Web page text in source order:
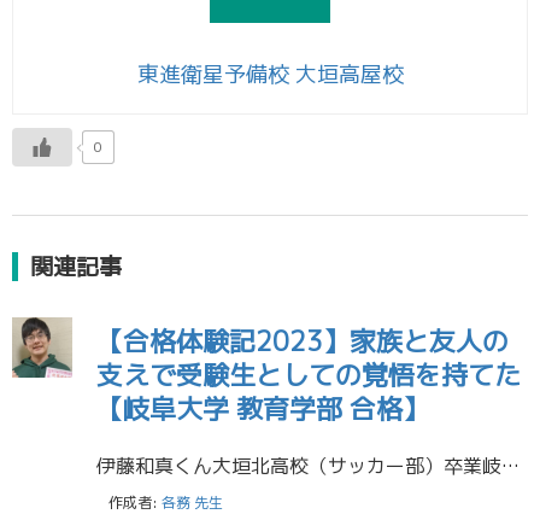
東進衛星予備校 大垣高屋校
0
関連記事
【合格体験記2023】家族と友人の
支えで受験生としての覚悟を持てた
【岐阜大学 教育学部 合格】
伊藤和真くん大垣北高校（サッカー部）卒業岐阜大学 教育学部 学校教育教員養成課程／理科教育講座 合格 この一年受験生として過ごして僕が感じたことは三つです。 一つ目は、受験生としての自覚を持つことです。正直、自分は自覚を […]
作成者: 各務 先生